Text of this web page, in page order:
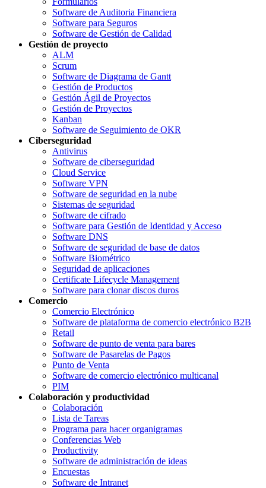
Software de Auditoria Financiera
Software para Seguros
Software de Gestión de Calidad
Gestión de proyecto
ALM
Scrum
Software de Diagrama de Gantt
Gestión de Productos
Gestión Ágil de Proyectos
Gestión de Proyectos
Kanban
Software de Seguimiento de OKR
Ciberseguridad
Antivirus
Software de ciberseguridad
Cloud Service
Software VPN
Software de seguridad en la nube
Sistemas de seguridad
Software de cifrado
Software para Gestión de Identidad y Acceso
Software DNS
Software de seguridad de base de datos
Software Biométrico
Seguridad de aplicaciones
Certificate Lifecycle Management
Software para clonar discos duros
Comercio
Comercio Electrónico
Software de plataforma de comercio electrónico B2B
Retail
Software de punto de venta para bares
Software de Pasarelas de Pagos
Punto de Venta
Software de comercio electrónico multicanal
PIM
Colaboración y productividad
Colaboración
Lista de Tareas
Programa para hacer organigramas
Conferencias Web
Productivity
Software de administración de ideas
Encuestas
Software de Intranet